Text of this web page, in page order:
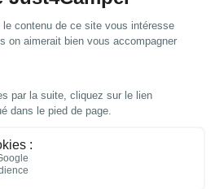
Ajouter au panier